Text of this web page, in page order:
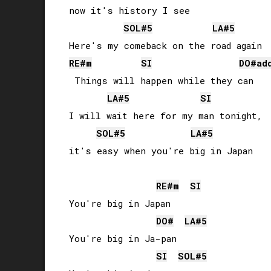
now it's history I see
SOL#5 LA#5
RE#m SI DO#
Things will happen while they can
LA#5
SI
I will wait here for my man tonight,
SOL#5 LA#5
it's easy when you're big in Japan
RE#m
SI
You're big in Japan
DO#
LA#5
You're big in Ja-pan
SI
SOL#5